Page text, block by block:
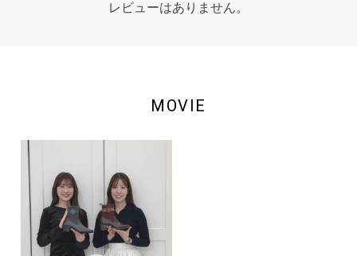
レビューはありません。
MOVIE